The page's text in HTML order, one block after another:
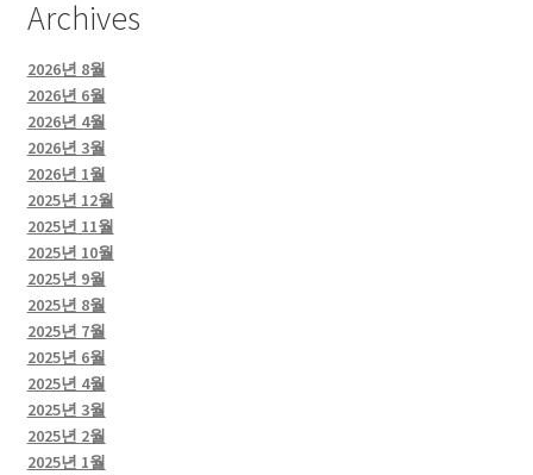
Archives
2026년 8월
2026년 6월
2026년 4월
2026년 3월
2026년 1월
2025년 12월
2025년 11월
2025년 10월
2025년 9월
2025년 8월
2025년 7월
2025년 6월
2025년 4월
2025년 3월
2025년 2월
2025년 1월